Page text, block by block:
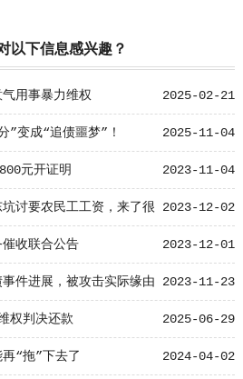
以下信息感兴趣？
2025-02-21
用事暴力维权
2025-11-04
”变成“追债噩梦”！
2023-11-04
元开证明
2023-12-02
讨要农民工工资，来了很
2023-12-01
收联合公告
2023-11-23
件进展，被攻击实际缘由
2025-06-29
权判决还款
2024-04-02
“拖”下去了